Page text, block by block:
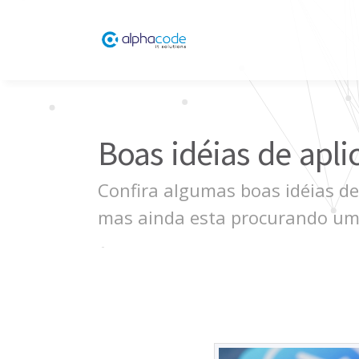
Boas idéias de
Confira algumas boas idéias
mas ainda esta procurando